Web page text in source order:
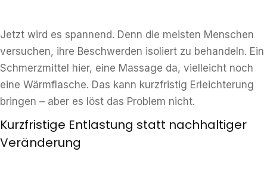
Jetzt wird es spannend. Denn die meisten Menschen
versuchen, ihre Beschwerden isoliert zu behandeln. Ein
Schmerzmittel hier, eine Massage da, vielleicht noch
eine Wärmflasche. Das kann kurzfristig Erleichterung
bringen – aber es löst das Problem nicht.
Kurzfristige Entlastung statt nachhaltiger
Veränderung